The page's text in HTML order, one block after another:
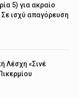
5) για ακραίο
Σε ισχύ απαγόρευση
Λέσχη «Σινέ